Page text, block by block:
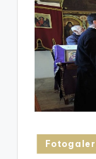
Posted
in